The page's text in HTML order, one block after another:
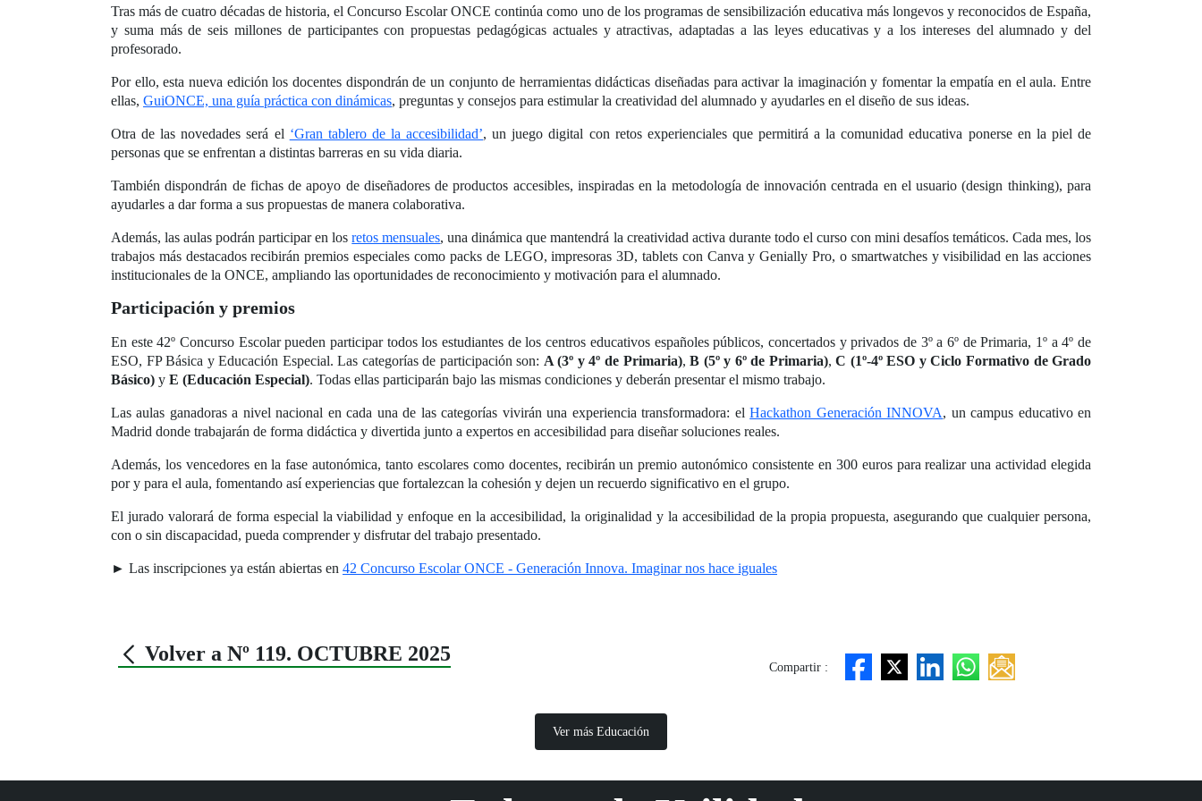
Tras más de cuatro décadas de historia, el Concurso Escolar ONCE continúa como uno de los programas de sensibilización educativa más longevos y reconocidos de España,
y suma más de seis millones de participantes con propuestas pedagógicas actuales y atractivas, adaptadas a las leyes educativas y a los intereses del alumnado y del
profesorado.
Por ello, esta nueva edición los docentes dispondrán de un conjunto de herramientas didácticas diseñadas para activar la imaginación y fomentar la empatía en el aula. Entre
ellas, GuiONCE, una guía práctica con dinámicas, preguntas y consejos para estimular la creatividad del alumnado y ayudarles en el diseño de sus ideas.
Otra de las novedades será el ‘Gran tablero de la accesibilidad’, un juego digital con retos experienciales que permitirá a la comunidad educativa ponerse en la piel de
personas que se enfrentan a distintas barreras en su vida diaria.
También dispondrán de fichas de apoyo de diseñadores de productos accesibles, inspiradas en la metodología de innovación centrada en el usuario (design thinking), para
ayudarles a dar forma a sus propuestas de manera colaborativa.
Además, las aulas podrán participar en losretos mensuales, una dinámica que mantendrá la creatividad activa durante todo el curso con mini desafíos temáticos. Cada mes, los
trabajos más destacados recibirán premios especiales como packs de LEGO, impresoras 3D, tablets con Canva y Genially Pro, o smartwatches y visibilidad en las acciones
institucionales de la ONCE, ampliando las oportunidades de reconocimiento y motivación para el alumnado.
Participación y premios
En este 42º Concurso Escolar pueden participar todos los estudiantes de los centros educativos españoles públicos, concertados y privados de 3º a 6º de Primaria, 1º a 4º de
ESO, FP Básica y Educación Especial. Las categorías de participación son: A (3º y 4º de Primaria),B (5º y 6º de Primaria),C (1º-4º ESO y Ciclo Formativo de Grado
Básico) y E (Educación Especial). Todas ellas participarán bajo las mismas condiciones y deberán presentar el mismo trabajo.
Las aulas ganadoras a nivel nacional en cada una de las categorías vivirán una experiencia transformadora: elHackathon Generación INNOVA, un campus educativo en
Madrid donde trabajarán de forma didáctica y divertida junto a expertos en accesibilidad para diseñar soluciones reales.
Además, los vencedores en la fase autonómica, tanto escolares como docentes, recibirán un premio autonómico consistente en 300 euros para realizar una actividad elegida
por y para el aula, fomentando así experiencias que fortalezcan la cohesión y dejen un recuerdo significativo en el grupo.
El jurado valorará de forma especial la viabilidad y enfoque en la accesibilidad, la originalidad y la accesibilidad de la propia propuesta, asegurando que cualquier persona,
con o sin discapacidad, pueda comprender y disfrutar del trabajo presentado.
► Las inscripciones ya están abiertas en 42 Concurso Escolar ONCE - Generación Innova. Imaginar nos hace iguales
Volver a Nº 119. OCTUBRE 2025
Compartir :
Ver más Educación